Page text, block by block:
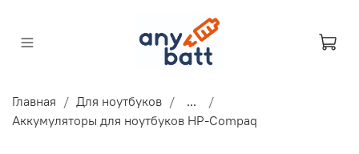
Главная Для ноутбуков
...
Аккумуляторы для ноутбуков HP-Compaq